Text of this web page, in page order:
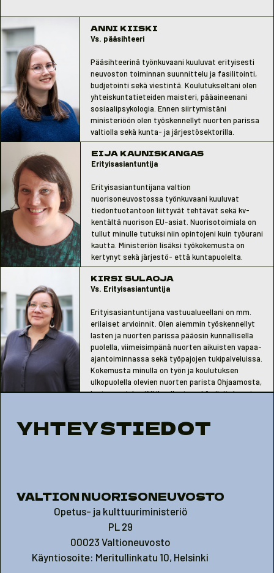
ANNI KIISKI
Vs. pääsihteeri
Pääsihteerinä työnkuvaani kuuluvat erityisesti
neuvoston toiminnan suunnittelu ja fasilitointi,
budjetointi sekä viestintä. Koulutukseltani olen
yhteiskuntatieteiden maisteri, pääaineenani
sosiaalipsykologia. Ennen siirtymistäni
ministeriöön olen työskennellyt nuorten parissa
valtiolla sekä kunta- ja järjestösektorilla.
EIJA KAUNISKANGAS
Erityisasiantuntija
Erityisasiantuntijana valtion
nuorisoneuvostossa työnkuvaani kuuluvat
tiedontuotantoon liittyvät tehtävät sekä kv-
kentältä nuorison EU-asiat. Nuorisotoimiala on
tullut minulle tutuksi niin opintojeni kuin työurani
kautta. Ministeriön lisäksi työkokemusta on
kertynyt sekä järjestö- että kuntapuolelta.
KIRSI SULAOJA
Vs. Erityisasiantuntija
Erityisasiantuntijana vastuualueellani on mm.
erilaiset arvioinnit. Olen aiemmin työskennellyt
lasten ja nuorten parissa pääosin kunnallisella
puolella, viimeisimpänä nuorten aikuisten vapaa-
ajantoiminnassa sekä työpajojen tukipalveluissa
Kokemusta minulla on työn ja koulutuksen
ulkopuolella olevien nuorten parista Ohjaamosta,
lastensuojelun jälkihuollosta sekä sijoituksesta
YHTEYSTIEDOT
VALTION NUORISONEUVOSTO
Opetus- ja kulttuuriministeriö
PL 29
00023 Valtioneuvosto
Käyntiosoite: Meritullinkatu 10, Helsinki